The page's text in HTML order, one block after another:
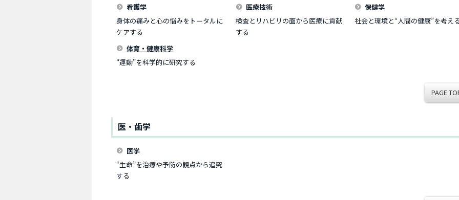
看護学
身体の痛みと心の悩みをトータルに
ケアする
医療技術
検査とリハビリの面から医療に貢献
する
保健学
社会と環境と“人間の健康”を考え
体育・健康科学
“運動”を科学的に研究する
PAGE
医・歯学
医学
“生命”を治療や予防の観点から追究
する